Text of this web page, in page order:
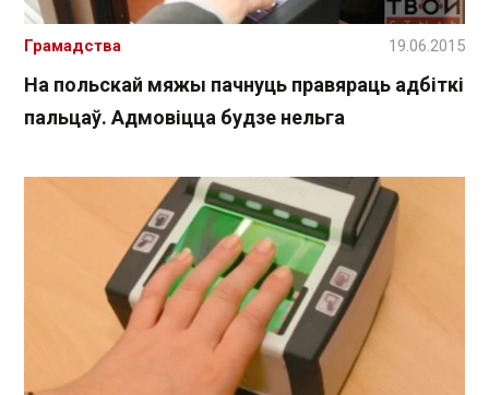
На польскай мяжы пачнуць правяраць адбіткі
пальцаў. Адмовіцца будзе нельга
Грамадства 19.06.2015